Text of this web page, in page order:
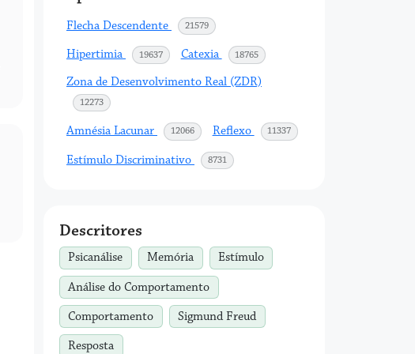
Flecha Descendente 21579acessos
Hipertimia 19637acessosCatexia 18765acessos
Zona de Desenvolvimento Real (ZDR)
12273acessos
Amnésia Lacunar 12066acessosReflexo 11337acessos
Estímulo Discriminativo 8731 acessos
Descritores
Psicanálise Memória
Estímulo
Análise do Comportamento
Comportamento
Sigmund Freud
Resposta